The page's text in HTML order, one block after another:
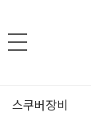
스쿠버장비